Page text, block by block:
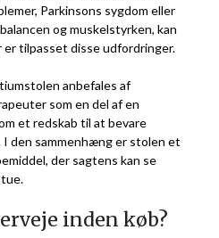
Parkinsons sygdom eller
og muskelstyrken, kan
er tilpasset disse udfordringer.
anbefales af
som en del af en
et redskab til at bevare
den sammenhæng er stolen et
der sagtens kan se
inden køb?